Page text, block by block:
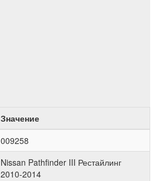
Значение
009258
Nissan Pathfinder III Рестайлинг
2010-2014